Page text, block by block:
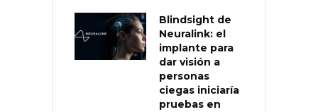
Blindsight de
Neuralink: el
implante para
dar visión a
personas
ciegas iniciaría
pruebas en